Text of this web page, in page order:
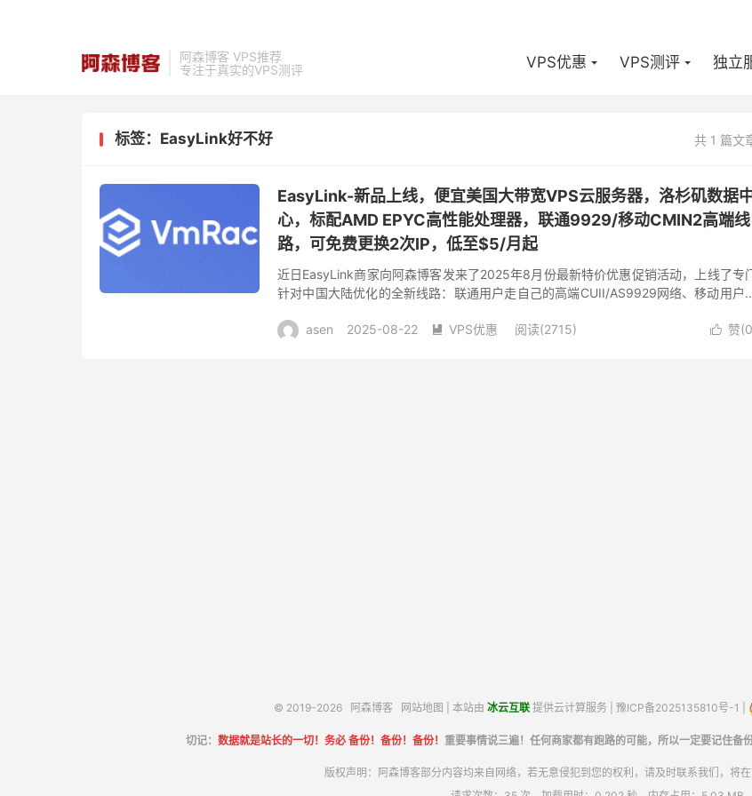
阿森博客 VPS推荐
专注于真实的VPS测评
VPS优惠 VPS测评 独立
共 1 篇文
标签：EasyLink好不好
EasyLink-新品上线，便宜美国大带宽VPS云服务器，洛杉矶数据
心，标配AMD EPYC高性能处理器，联通9929/移动CMIN2高端线
路，可免费更换2次IP，低至$5/月起
近日EasyLink商家向阿森博客发来了2025年8月份最新特价优惠促销活动，上线了专
针对中国大陆优化的全新线路：联通用户走自己的高端CUII/AS9929网络、移动用户
 赞(0
asen 2025-08-22  VPS优惠 阅读(2715)
© 2019-2026 阿森博客 网站地图 | 本站由 冰云互联 提供云计算服务 | 豫ICP备2025135810号-1
切记： 数据就是站长的一切！务必 备份！备份！备份！ 重要事情说三遍！任何商家都有跑路的可能，所以一定要记住备
版权声明：阿森博客部分内容均来自网络，若无意侵犯到您的权利，请及时联系我们，将在